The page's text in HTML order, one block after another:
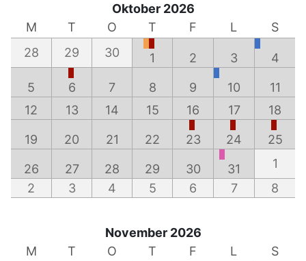
Oktober 2026
M
T O T F L
S
28
29 30 1 2 3 4
5 6 7 8 9 10
11
12
13 14 15 16 17 18
19 20 21 22 23 24 25
26 27 28 29 30 31
1
2
3 4 5 6 7 8
November 2026
M
T O T F L
S